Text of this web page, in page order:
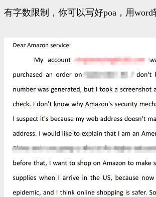
有字数限制，你可以写好poa，用word